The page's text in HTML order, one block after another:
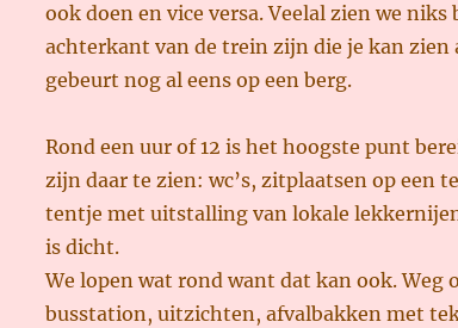
ook doen en vice versa. Veelal zien we
achterkant van de trein zijn die je kan zien
gebeurt nog al eens op een berg.
Rond een uur of 12 is het hoogste punt
zijn daar te zien: wc’s, zitplaatsen op een
tentje met uitstalling van lokale
is dicht.
We lopen wat rond want dat kan ook. Weg
busstation, uitzichten, afvalbakken met